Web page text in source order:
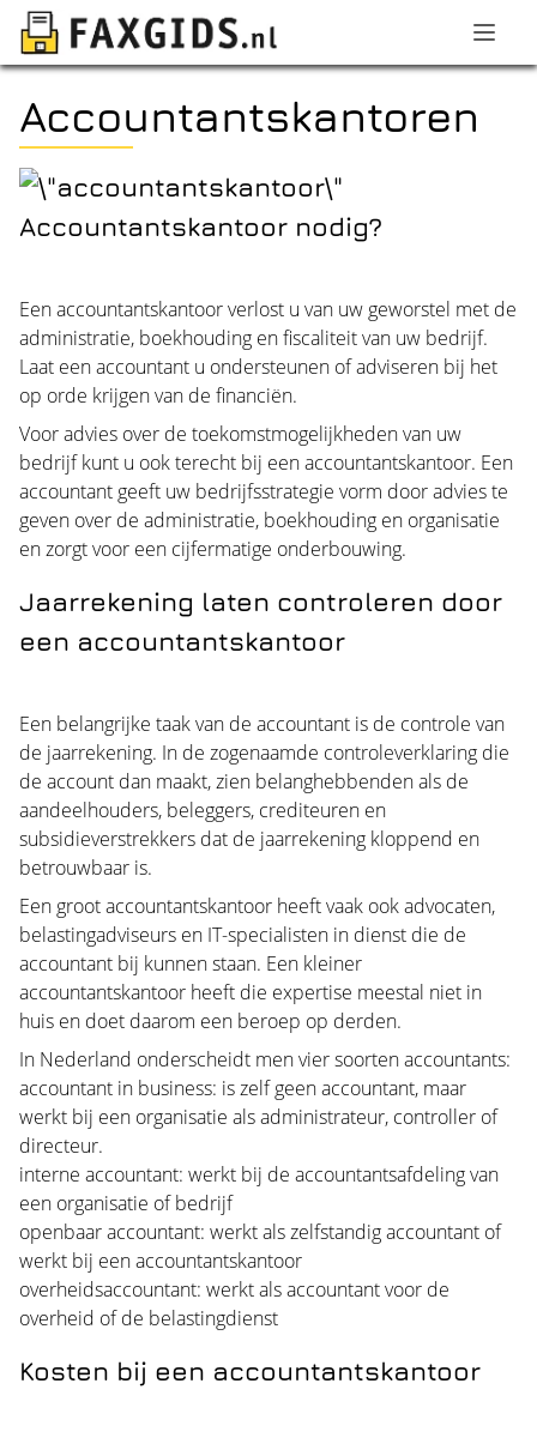
Accountantskantoren
Accountantskantoor nodig?
Een accountantskantoor verlost u van uw geworstel met de
administratie, boekhouding en fiscaliteit van uw bedrijf.
Laat een accountant u ondersteunen of adviseren bij het
op orde krijgen van de financiën.
Voor advies over de toekomstmogelijkheden van uw
bedrijf kunt u ook terecht bij een accountantskantoor. Een
accountant geeft uw bedrijfsstrategie vorm door advies te
geven over de administratie, boekhouding en organisatie
en zorgt voor een cijfermatige onderbouwing.
Jaarrekening laten controleren door
een accountantskantoor
Een belangrijke taak van de accountant is de controle van
de jaarrekening. In de zogenaamde controleverklaring die
de account dan maakt, zien belanghebbenden als de
aandeelhouders, beleggers, crediteuren en
subsidieverstrekkers dat de jaarrekening kloppend en
betrouwbaar is.
Een groot accountantskantoor heeft vaak ook advocaten,
belastingadviseurs en IT-specialisten in dienst die de
accountant bij kunnen staan. Een kleiner
accountantskantoor heeft die expertise meestal niet in
huis en doet daarom een beroep op derden.
In Nederland onderscheidt men vier soorten accountants:
accountant in business: is zelf geen accountant, maar
werkt bij een organisatie als administrateur, controller of
directeur.
interne accountant: werkt bij de accountantsafdeling van
een organisatie of bedrijf
openbaar accountant: werkt als zelfstandig accountant of
werkt bij een accountantskantoor
overheidsaccountant: werkt als accountant voor de
overheid of de belastingdienst
Kosten bij een accountantskantoor